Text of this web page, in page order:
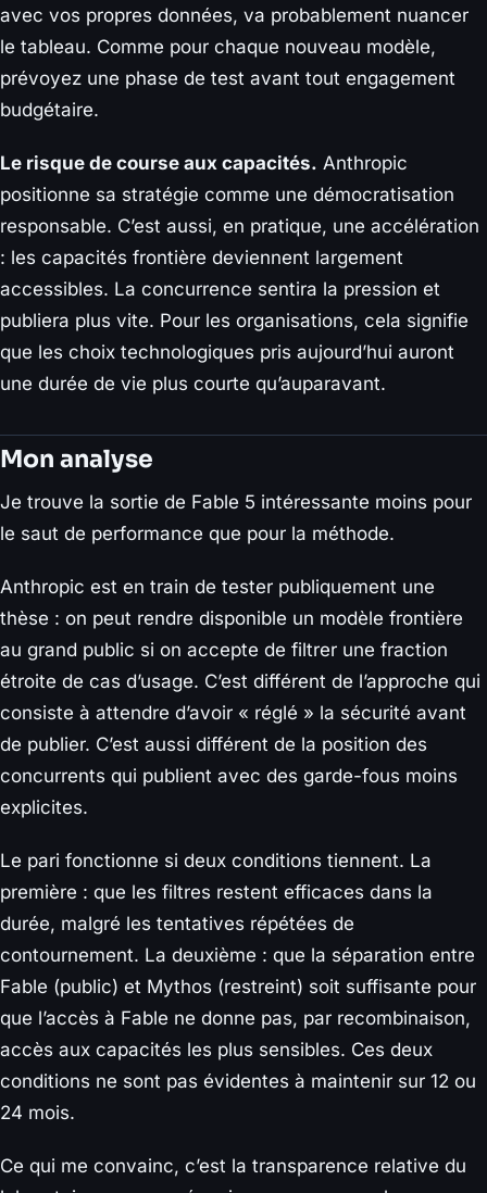
avec vos propres données, va probablement nuancer
le tableau. Comme pour chaque nouveau modèle,
prévoyez une phase de test avant tout engagement
budgétaire.
Le risque de course aux capacités. Anthropic
positionne sa stratégie comme une démocratisation
responsable. C’est aussi, en pratique, une accélération
: les capacités frontière deviennent largement
accessibles. La concurrence sentira la pression et
publiera plus vite. Pour les organisations, cela signifie
que les choix technologiques pris aujourd’hui auront
une durée de vie plus courte qu’auparavant.
Mon analyse
Je trouve la sortie de Fable 5 intéressante moins pour
le saut de performance que pour la méthode.
Anthropic est en train de tester publiquement une
thèse : on peut rendre disponible un modèle frontière
au grand public si on accepte de filtrer une fraction
étroite de cas d’usage. C’est différent de l’approche qui
consiste à attendre d’avoir « réglé » la sécurité avant
de publier. C’est aussi différent de la position des
concurrents qui publient avec des garde-fous moins
explicites.
Le pari fonctionne si deux conditions tiennent. La
première : que les filtres restent efficaces dans la
durée, malgré les tentatives répétées de
contournement. La deuxième : que la séparation entre
Fable (public) et Mythos (restreint) soit suffisante pour
que l’accès à Fable ne donne pas, par recombinaison,
accès aux capacités les plus sensibles. Ces deux
conditions ne sont pas évidentes à maintenir sur 12 ou
24 mois.
Ce qui me convainc, c’est la transparence relative du